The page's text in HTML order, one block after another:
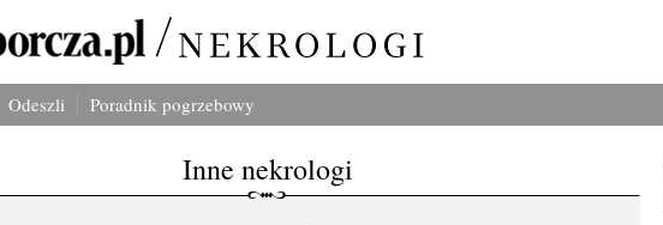
Odeszli Poradnik pogrzebowy
Inne nekrologi